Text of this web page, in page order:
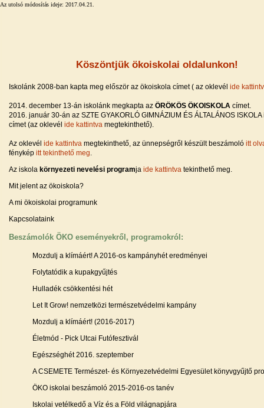
Az utolsó módosítás ideje: 2017.04.21.
Köszöntjük ökoiskolai oldalunkon!
Iskolánk 2008-ban kapta meg először az ökoiskola címet ( az oklevél ide
2014. december 13-án iskolánk megkapta az ÖRÖKÖS ÖKOISKOLA címet.
2016. január 30-án az SZTE GYAKORLÓ GIMNÁZIUM ÉS ÁLTALÁNOS
címet (az oklevél ide kattintva megtekinthető).
Az oklevél ide kattintva megtekinthető, az ünnepségről készült beszámoló itt
fénykép itt tekinthető meg
Az iskola környezeti nevelési programja ide kattintva tekinthető meg.
Mit jelent az ökoiskola?
A mi ökoiskolai programunk
Kapcsolataink
Beszámolók ÖKO eseményekről, programokról:
Mozdulj a klímáért!A 2016-os kampányhét eredményei
Folytatódik a kupakgyűjtés
Hulladék csökkentési hét
Let It Grow! nemzetközi természetvédelmi kampány
Mozdulj a klímáért! (2016-2017)
Életmód - Pick Utcai Futófesztivál
Egészséghét2016. szeptember
A CSEMETE Természet- és Környezetvédelmi Egyesület könyvgyűjtő
ÖKO iskolai beszámoló 2015-2016-os tanév
Iskolai vetélkedő a Víz és a Föld világnapjára